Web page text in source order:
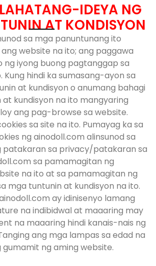
IDEYA NG
AT KONDISYON
sa mga panuntunang ito
website na ito; ang paggawa
ng iyong buong pagtanggap sa
Kung hindi ka sumasang-ayon sa
at kundisyon o anumang bahagi
kundisyon na ito mangyaring
ang pag-browse sa website.
sa site na ito. Pumayag ka sa
ng ainodoll.com alinsunod sa
patakaran sa privacy/patakaran sa
sa pamamagitan ng
na ito at sa pamamagitan ng
mga tuntunin at kundisyon na ito.
ay idinisenyo lamang
na indibidwal at maaaring may
na maaaring hindi kanais-nais ng
ang mga lampas sa edad na
gumamit ng aming website.